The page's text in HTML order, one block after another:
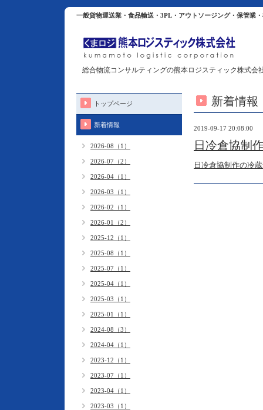
一般貨物運送業・食品輸送・3PL・アウトソージング・保管業
総合物流コンサルティングの熊本ロジスティック株式会
新着情報
2019-09-17 20:08:00
日冷倉協制
日冷倉協制作の冷
トップページ
新着情報
2026-08（1）
2026-07（2）
2026-04（1）
2026-03（1）
2026-02（1）
2026-01（2）
2025-12（1）
2025-08（1）
2025-07（1）
2025-04（1）
2025-03（1）
2025-01（1）
2024-08（3）
2024-04（1）
2023-12（1）
2023-07（1）
2023-04（1）
2023-03（1）